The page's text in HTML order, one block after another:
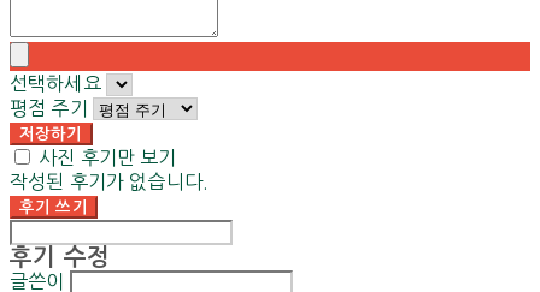
선택하세요
평점 주기
저장하기
사진 후기만 보기
작성된 후기가 없습니다.
후기 쓰기
후기 수정
글쓴이